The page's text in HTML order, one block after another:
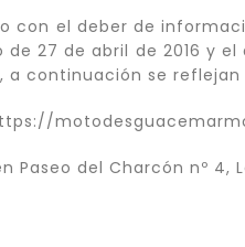
con el deber de
de 27 de abril de 2016 y
a continuación se
Paseo del Charcón nº 4,